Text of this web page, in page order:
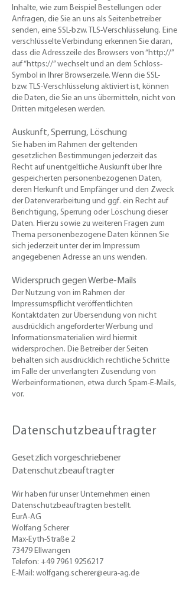
Inhalte, wie zum Beispiel Bestellungen oder
Anfragen, die Sie an uns als Seitenbetreiber
senden, eine SSL-bzw. TLS-Verschlüsselung. Eine
verschlüsselte Verbindung erkennen Sie daran,
dass die Adresszeile des Browsers von “http://”
auf “https://” wechselt und an dem Schloss-
Symbol in Ihrer Browserzeile. Wenn die SSL-
bzw. TLS-Verschlüsselung aktiviert ist, können
die Daten, die Sie an uns übermitteln, nicht von
Dritten mitgelesen werden.​
Auskunft, Sperrung, Löschung
​Sie haben im Rahmen der geltenden
gesetzlichen Bestimmungen jederzeit das
Recht auf unentgeltliche Auskunft über Ihre
gespeicherten personenbezogenen Daten,
deren Herkunft und Empfänger und den Zweck
der Datenverarbeitung und ggf. ein Recht auf
Berichtigung, Sperrung oder Löschung dieser
Daten. Hierzu sowie zu weiteren Fragen zum
Thema personenbezogene Daten können Sie
sich jederzeit unter der im Impressum
angegebenen Adresse an uns wenden.​
Widerspruch gegen Werbe-Mails
​Der Nutzung von im Rahmen der
Impressumspflicht veröffentlichten
Kontaktdaten zur Übersendung von nicht
ausdrücklich angeforderter Werbung und
Informationsmaterialien wird hiermit
widersprochen. Die Betreiber der Seiten
behalten sich ausdrücklich rechtliche Schritte
im Falle der unverlangten Zusendung von
Werbeinformationen, etwa durch Spam-E-Mails,
vor.
Datenschutzbeauftragter
Gesetzlich vorgeschriebener
Datenschutzbeauftragter
Wir haben für unser Unternehmen einen
Datenschutzbeauftragten bestellt.
EurA-AG
Wolfang Scherer
Max-Eyth-Straße 2
73479 Ellwangen
Telefon: +49 7961 9256217
E-Mail: wolfgang.scherer@eura-ag.de